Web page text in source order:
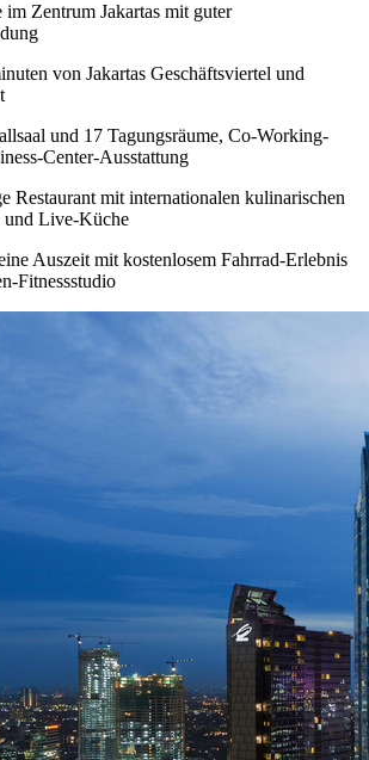
im Zentrum Jakartas mit guter
von Jakartas Geschäftsviertel und
und 17 Tagungsräume, Co-Working-
Center-Ausstattung
Restaurant mit internationalen kulinarischen
Live-Küche
Auszeit mit kostenlosem Fahrrad-Erlebnis
Fitnessstudio